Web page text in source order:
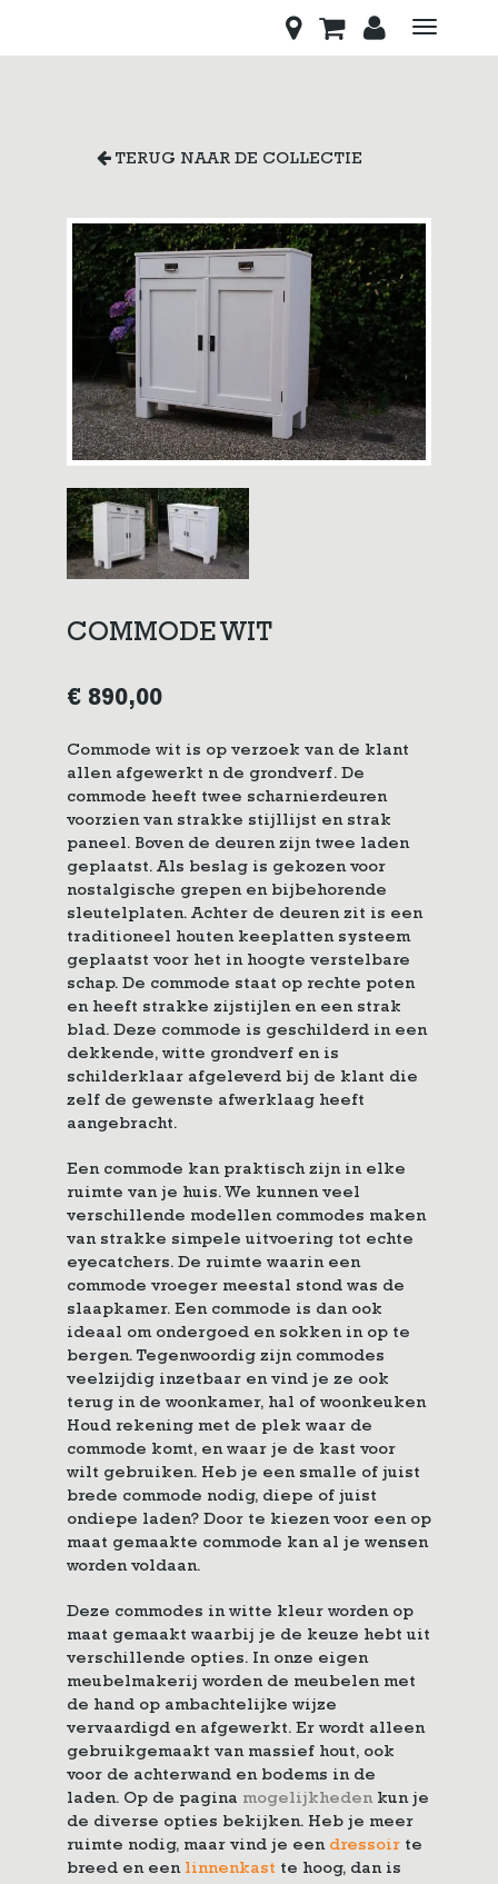
Toggle
TERUG NAAR DE COLLECTIE
COMMODE WIT
€ 890,00
Commode wit is op verzoek van de klant
allen afgewerkt n de grondverf. De
commode heeft twee scharnierdeuren
voorzien van strakke stijllijst en strak
paneel. Boven de deuren zijn twee laden
geplaatst. Als beslag is gekozen voor
nostalgische grepen en bijbehorende
sleutelplaten. Achter de deuren zit is een
traditioneel houten keeplatten systeem
geplaatst voor het in hoogte verstelbare
schap. De commode staat op rechte poten
en heeft strakke zijstijlen en een strak
blad. Deze commode is geschilderd in een
dekkende, witte grondverf en is
schilderklaar afgeleverd bij de klant die
zelf de gewenste afwerklaag heeft
aangebracht.
Een commode kan praktisch zijn in elke
ruimte van je huis. We kunnen veel
verschillende modellen commodes maken
van strakke simpele uitvoering tot echte
eyecatchers. De ruimte waarin een
commode vroeger meestal stond was de
slaapkamer. Een commode is dan ook
ideaal om ondergoed en sokken in op te
bergen. Tegenwoordig zijn commodes
veelzijdig inzetbaar en vind je ze ook
terug in de woonkamer, hal of woonkeuken
Houd rekening met de plek waar de
commode komt, en waar je de kast voor
wilt gebruiken. Heb je een smalle of juist
brede commode nodig, diepe of juist
ondiepe laden? Door te kiezen voor een op
maat gemaakte commode kan al je wensen
worden voldaan.
Deze commodes in witte kleur worden op
maat gemaakt waarbij je de keuze hebt uit
verschillende opties. In onze eigen
meubelmakerij worden de meubelen met
de hand op ambachtelijke wijze
vervaardigd en afgewerkt. Er wordt alleen
gebruikgemaakt van massief hout, ook
voor de achterwand en bodems in de
laden. Op de pagina mogelijkheden kun je
de diverse opties bekijken. Heb je meer
ruimte nodig, maar vind je een dressoir te
breed en een linnenkast te hoog, dan is